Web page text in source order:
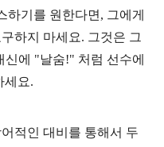
하기를 원한다면, 그에게
하지 마세요. 그것은 그
에 "날숨!" 처럼 선수에
세요.
적인 대비를 통해서 두